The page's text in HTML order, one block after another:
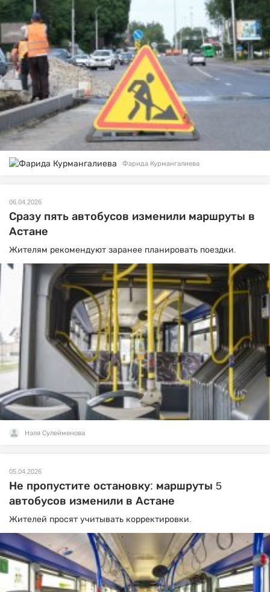
Фарида Курмангалиева
06.04.2026
Сразу пять автобусов изменили маршруты в
Астане
Жителям рекомендуют заранее планировать поездки.
Нэля Сулейменова
05.04.2026
Не пропустите остановку: маршруты 5
автобусов изменили в Астане
Жителей просят учитывать корректировки.